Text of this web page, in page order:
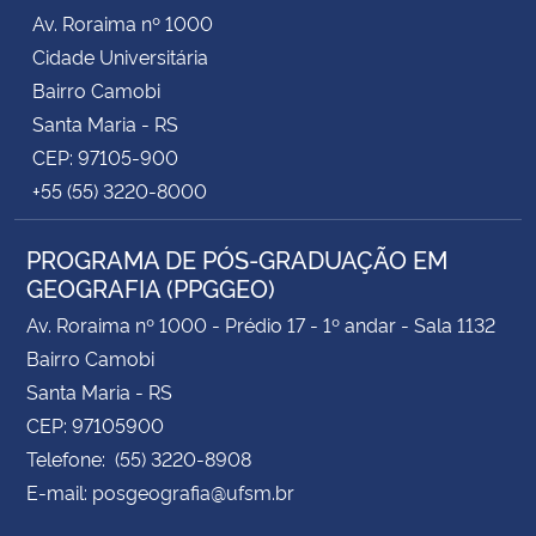
Secretaria-Geral
Secretaria de Governo
Gabinete de Segurança Institucional
Planalto
Av. Roraima nº 1000
Cidade Universitária
Bairro Camobi
Santa Maria - RS
CEP: 97105-900
+55 (55) 3220-8000
PROGRAMA DE PÓS-GRADUAÇÃO EM
GEOGRAFIA (PPGGEO)
Av. Roraima nº 1000 - Prédio 17 - 1º andar - Sala 1132
Bairro Camobi
Santa Maria - RS
CEP: 97105900
Telefone: (55) 3220-8908
E-mail: posgeografia@ufsm.br